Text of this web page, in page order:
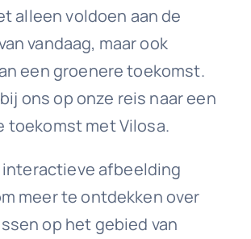
alleen voldoen aan de
vandaag, maar ook
een groenere toekomst.
ons op onze reis naar een
toekomst met Vilosa.
interactieve afbeelding
meer te ontdekken over
op het gebied van